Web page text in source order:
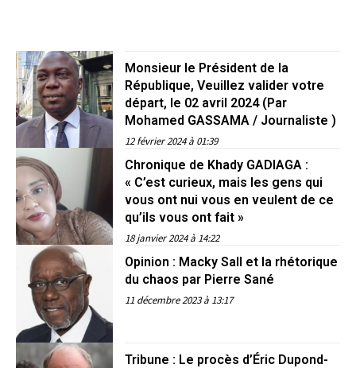
Monsieur le Président de la
République, Veuillez valider votre
départ, le 02 avril 2024 (Par
Mohamed GASSAMA / Journaliste )
12 février 2024 à 01:39
Chronique de Khady GADIAGA :
« C’est curieux, mais les gens qui
vous ont nui vous en veulent de ce
qu’ils vous ont fait »
18 janvier 2024 à 14:22
Opinion : Macky Sall et la rhétorique
du chaos par Pierre Sané
11 décembre 2023 à 13:17
Tribune : Le procès d’Éric Dupond-